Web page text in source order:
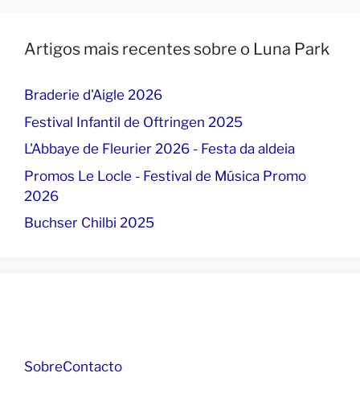
Artigos mais recentes sobre o Luna Park
Braderie d'Aigle 2026
Festival Infantil de Oftringen 2025
L'Abbaye de Fleurier 2026 - Festa da aldeia
Promos Le Locle - Festival de Música Promo
2026
Buchser Chilbi 2025
SobreContacto